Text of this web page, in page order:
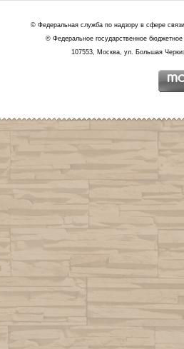
© Федеральная служба по надзору в сфере
© Федеральное государственное
107553, Москва, ул. Большая